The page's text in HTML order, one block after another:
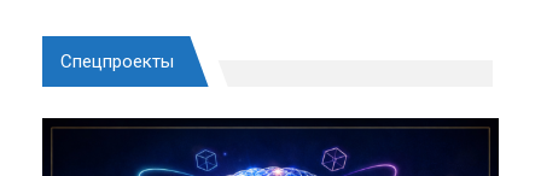
Спецпроекты